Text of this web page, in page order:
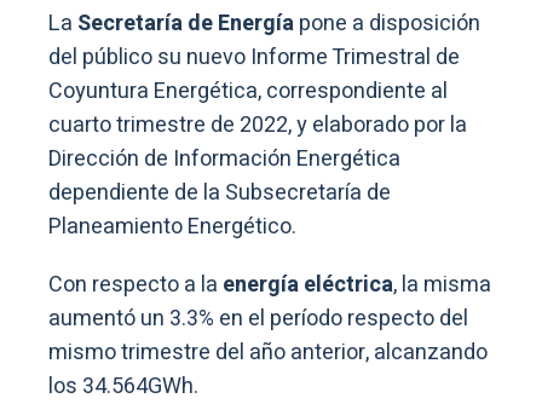
La Secretaría de Energíapone a disposición
del público su nuevo Informe Trimestral de
Coyuntura Energética, correspondiente al
cuarto trimestre de 2022, y elaborado por la
Dirección de Información Energética
dependiente de la Subsecretaría de
Planeamiento Energético.
Con respecto a la energía eléctrica, la misma
aumentó un 3.3% en el período respecto del
mismo trimestre del año anterior, alcanzando
los 34.564GWh.